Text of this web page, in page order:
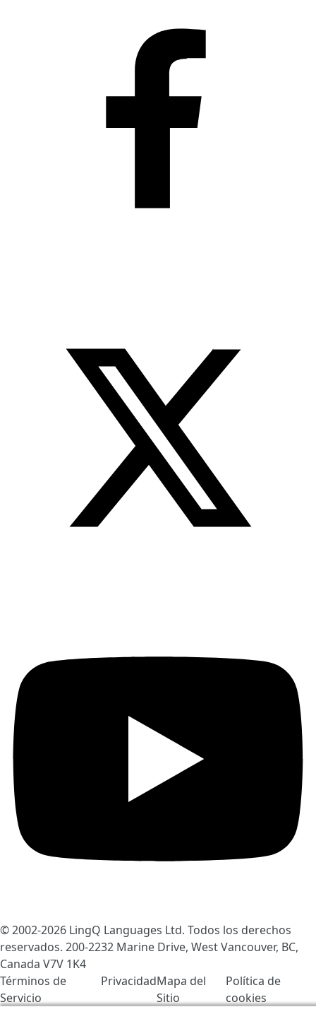
© 2002-2026 LingQ Languages Ltd. Todos los derechos
reservados. 200-2232 Marine Drive, West Vancouver, BC,
Canada V7V 1K4
Términos de
Servicio
PrivacidadMapa del
Sitio
Política de
cookies